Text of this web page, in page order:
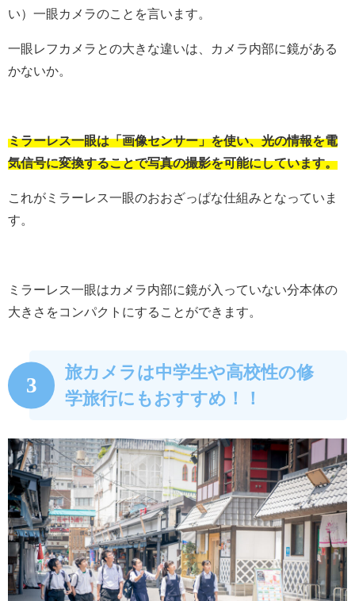
い）一眼カメラのことを言います。
一眼レフカメラとの大きな違いは、カメラ内部に鏡がある
かないか。
ミラーレス一眼は「画像センサー」を使い、光の情報を電
気信号に変換することで写真の撮影を可能にしています。
これがミラーレス一眼のおおざっぱな仕組みとなっていま
す。
ミラーレス一眼はカメラ内部に鏡が入っていない分本体の
大きさをコンパクトにすることができます。
3
旅カメラは中学生や高校性の修
学旅行にもおすすめ！！